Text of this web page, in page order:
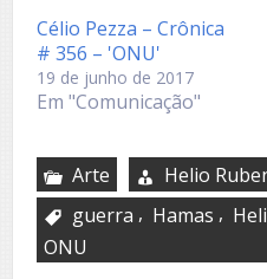
Célio Pezza – Crônica
# 356 – 'ONU'
19 de junho de 2017
Em "Comunicação"
Arte
Helio
guerra , Hamas ,
ONU